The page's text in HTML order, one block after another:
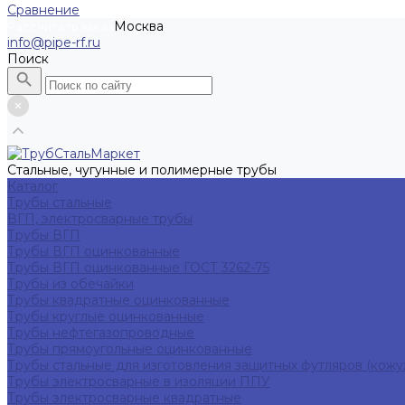
Сравнение
Москва
info@pipe-rf.ru
Поиск
Стальные, чугунные и полимерные трубы
Каталог
Трубы стальные
ВГП, электросварные трубы
Трубы ВГП
Трубы ВГП оцинкованные
Трубы ВГП оцинкованные ГОСТ 3262-75
Трубы из обечайки
Трубы квадратные оцинкованные
Трубы круглые оцинкованные
Трубы нефтегазопроводные
Трубы прямоугольные оцинкованные
Трубы стальные для изготовления защитных футляров
Трубы электросварные в изоляции ППУ
Трубы электросварные квадратные